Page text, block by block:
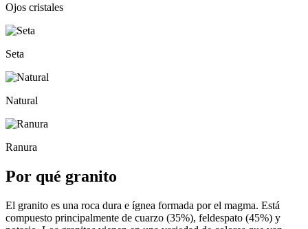
Ojos cristales
Seta
Natural
Ranura
Por qué granito
El granito es una roca dura e ígnea formada por el magma. Está
compuesto principalmente de cuarzo (35%), feldespato (45%) y